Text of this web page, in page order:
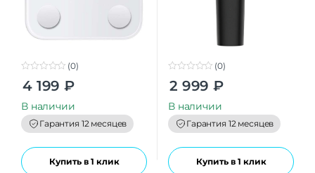
o
t
o
f
5
(0)
4 199 ₽
В наличии
Гарантия 12 месяцев
Купить в 1 клик
o
t
o
f
5
(0)
2 999 ₽
В наличии
Гарантия 12 месяцев
Купить в 1 клик